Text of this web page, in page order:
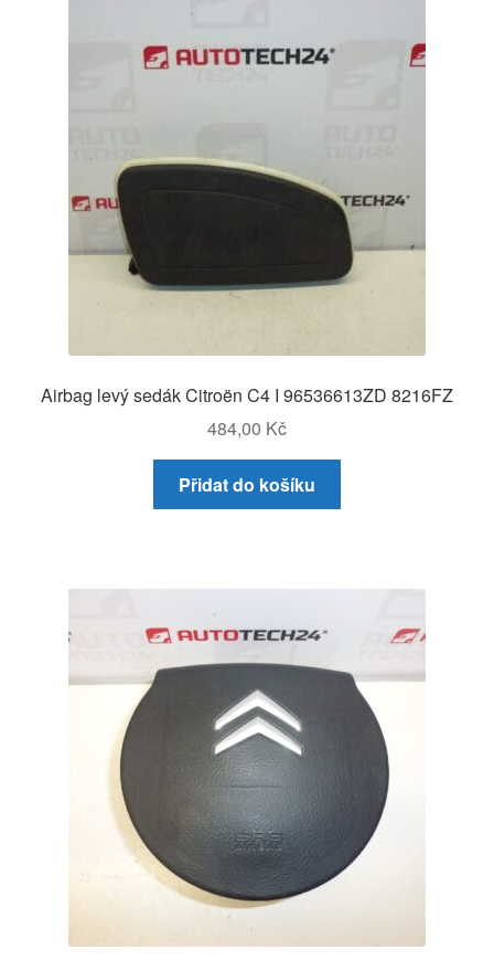
Airbag levý sedák Citroën C4 I 96536613ZD 8216FZ
484,00 Kč
Přidat do košíku